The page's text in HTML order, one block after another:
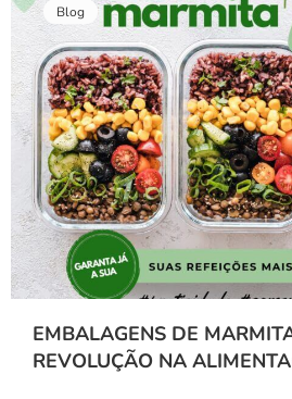
Blog
EMBALAGENS DE
REVOLUÇÃO NA